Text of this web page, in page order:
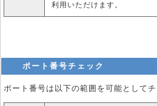
利用いただけます。
ポート番号チェック
ポート番号は以下の範囲を可能としてチ